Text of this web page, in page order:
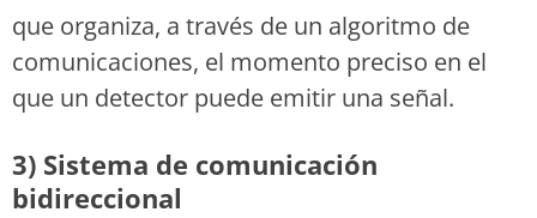
que organiza, a través de un algoritmo de
comunicaciones, el momento preciso en el
que un detector puede emitir una señal.
3) Sistema de comunicación
bidireccional